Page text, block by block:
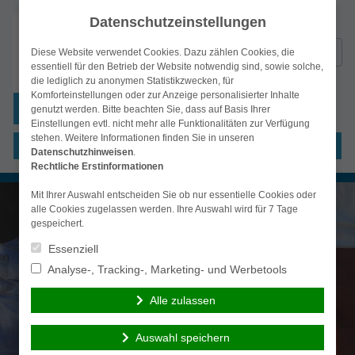
Suchen
nach:
simplr-Login
Menü
Datenschutzeinstellungen
Diese Website verwendet Cookies. Dazu zählen Cookies, die
essentiell für den Betrieb der Website notwendig sind, sowie solche,
die lediglich zu anonymen Statistikzwecken, für
Komforteinstellungen oder zur Anzeige personalisierter Inhalte
genutzt werden. Bitte beachten Sie, dass auf Basis Ihrer
Einstellungen evtl. nicht mehr alle Funktionalitäten zur Verfügung
stehen. Weitere Informationen finden Sie in unseren
Datenschutzhinweisen.
Rechtliche Erstinformationen
Mit Ihrer Auswahl entscheiden Sie ob nur essentielle Cookies oder
alle Cookies zugelassen werden. Ihre Auswahl wird für 7 Tage
gespeichert.
Essenziell
Analyse-, Tracking-, Marketing- und Werbetools
Alle zulassen
Auswahl speichern